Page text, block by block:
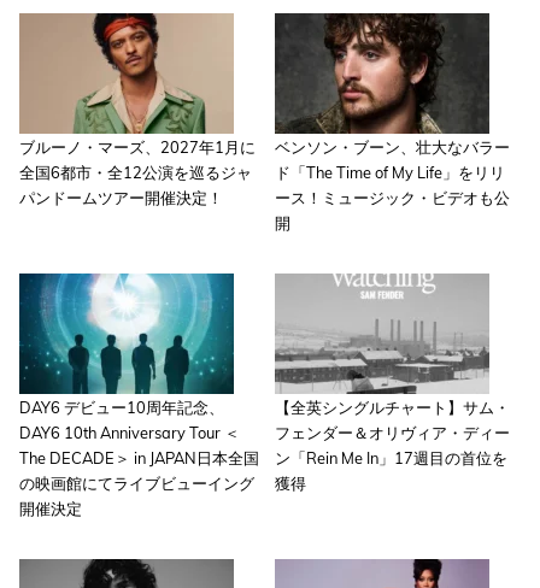
ブルーノ・マーズ、2027年1月に
全国6都市・全12公演を巡るジャ
パンドームツアー開催決定！
ベンソン・ブーン、壮大なバラー
ド「The Time of My Life」をリリ
ース！ミュージック・ビデオも公
開
DAY6 デビュー10周年記念、
DAY6 10th Anniversary Tour ＜
The DECADE＞ in JAPAN日本全国
の映画館にてライブビューイング
開催決定
【全英シングルチャート】サム・
フェンダー＆オリヴィア・ディー
ン「Rein Me In」17週目の首位を
獲得